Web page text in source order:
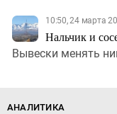
10:50, 24 марта
Нальчик и
Вывески менять
АНАЛИТИКА